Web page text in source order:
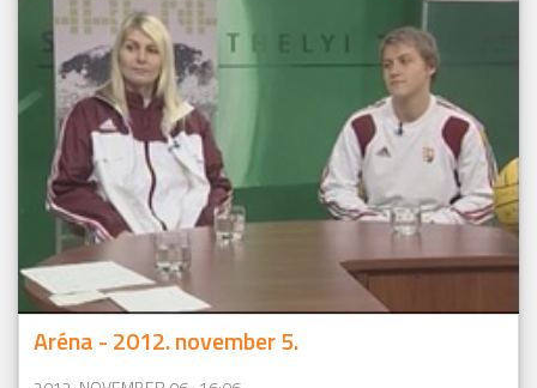
Aréna - 2012. november 5.